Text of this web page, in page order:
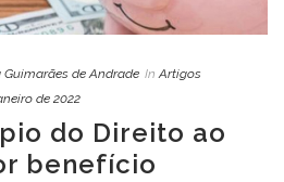
Guimarães de Andrade In Artigos
de 2022
do Direito ao
benefício